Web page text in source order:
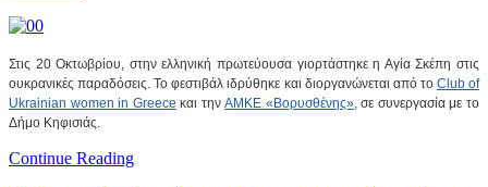
Στις 20 Οκτωβρίου, στην ελληνική πρωτεύουσα γιορτάστηκε η Αγία Σκέπη στις
ουκρανικές παραδόσεις. Το φεστιβάλ ιδρύθηκε και διοργανώνεται από το Club of
Ukrainian women in Greece και τηνΑΜΚΕ «Βορυσθένης», σε συνεργασία με το
Δήμο Κηφισιάς.
Continue Reading